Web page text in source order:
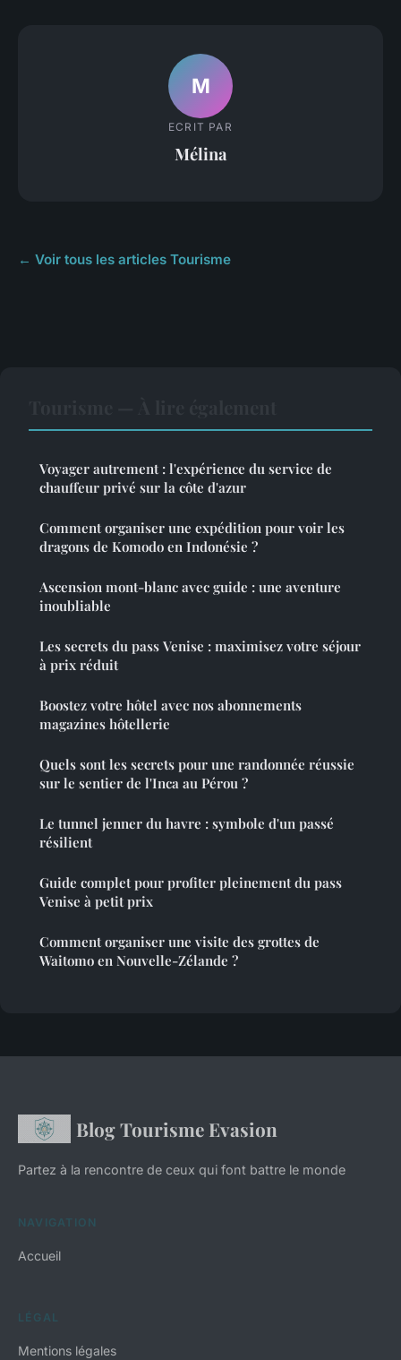
M
ECRIT PAR
Mélina
← Voir tous les articles Tourisme
Voyager autrement : l'expérience du service de
chauffeur privé sur la côte d'azur
Comment organiser une expédition pour voir les
dragons de Komodo en Indonésie ?
Ascension mont-blanc avec guide : une aventure
inoubliable
Les secrets du pass Venise : maximisez votre séjour
à prix réduit
Boostez votre hôtel avec nos abonnements
magazines hôtellerie
Quels sont les secrets pour une randonnée réussie
sur le sentier de l'Inca au Pérou ?
Le tunnel jenner du havre : symbole d'un passé
résilient
Guide complet pour profiter pleinement du pass
Venise à petit prix
Comment organiser une visite des grottes de
Waitomo en Nouvelle-Zélande ?
Blog Tourisme Evasion
Partez à la rencontre de ceux qui font battre le monde
NAVIGATION
Accueil
LÉGAL
Mentions légales